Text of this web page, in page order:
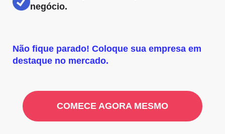
negócio.
Não fique parado! Coloque sua empresa em
destaque no mercado.
COMECE AGORA MESMO